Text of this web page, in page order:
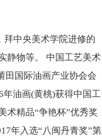
拜中央美术学院进修的
静物等。 中国工艺美术
田国际油画产业协会会
年油画(黄桃)获得中国工
术精品“争艳杯”优秀奖
年入选“八闽丹青奖”第